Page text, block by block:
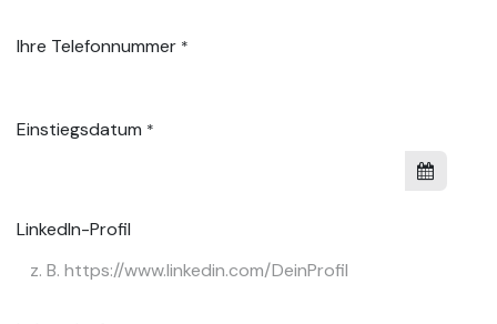
Ihre Telefonnummer *
Einstiegsdatum *
LinkedIn-Profil